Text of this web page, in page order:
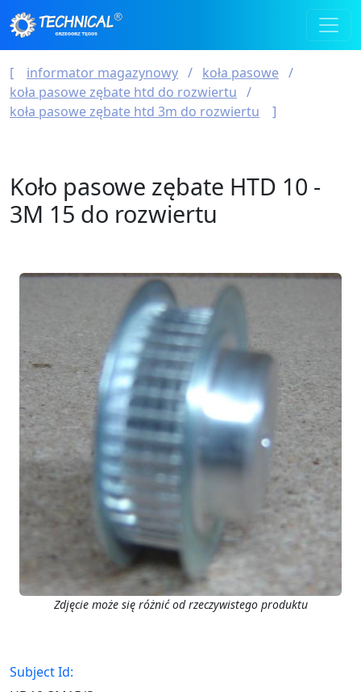
informator magazynowy
koła pasowe
koła pasowe zębate htd do rozwiertu
koła pasowe zębate htd 3m do rozwiertu
Koło pasowe zębate HTD 10 -
3M 15 do rozwiertu
Zdjęcie może się różnić od rzeczywistego produktu
Subject Id: